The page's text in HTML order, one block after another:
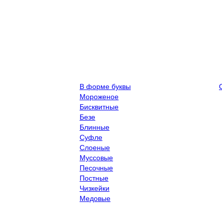
В форме буквы
Мороженое
Бисквитные
Безе
Блинные
Суфле
Слоеные
Муссовые
Песочные
Постные
Чизкейки
Медовые